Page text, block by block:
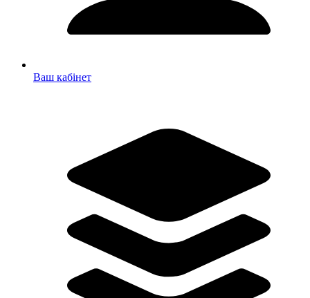
Ваш кабінет